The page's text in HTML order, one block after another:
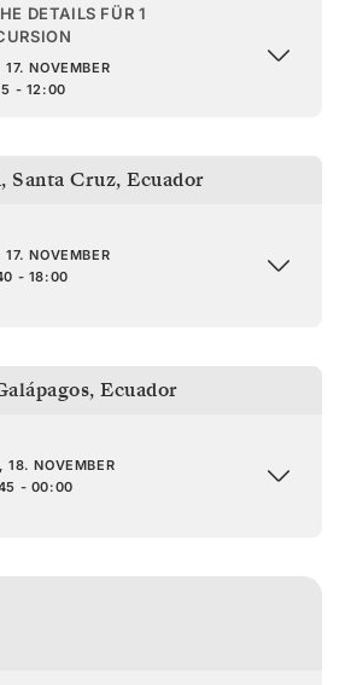
DETAILS FÜR 1
17. NOVEMBER
- 12:00
Santa Cruz, Ecuador
17. NOVEMBER
- 18:00
, Ecuador
18. NOVEMBER
- 00:00